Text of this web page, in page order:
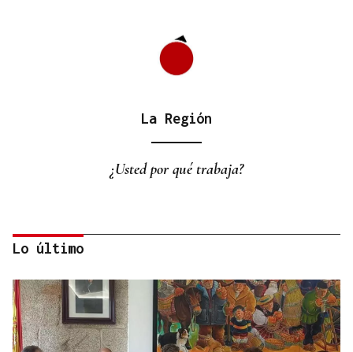
La Región
¿Usted por qué trabaja?
La Región
Lo último